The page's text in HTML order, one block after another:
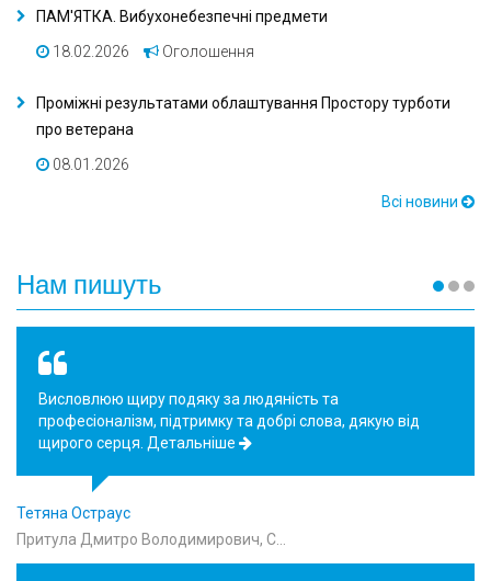
ПАМ'ЯТКА. Вибухонебезпечні предмети
18.02.2026
Оголошення
Проміжні результатами облаштування Простору турботи
про ветерана
08.01.2026
Всі новини
Нам пишуть
Своїм повідомленням хочу виразити подяку за сумлінну
працю і добре серце Капшук Наталії Іванівні, завідуючій
4 відділенням мікрохірургія ок…
Паньковецкая Анна
співробітникам відділення мікро…